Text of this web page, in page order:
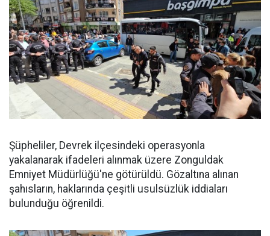
Şüpheliler, Devrek ilçesindeki operasyonla
yakalanarak ifadeleri alınmak üzere Zonguldak
Emniyet Müdürlüğü'ne götürüldü. Gözaltına alınan
şahısların, haklarında çeşitli usulsüzlük iddiaları
bulunduğu öğrenildi.